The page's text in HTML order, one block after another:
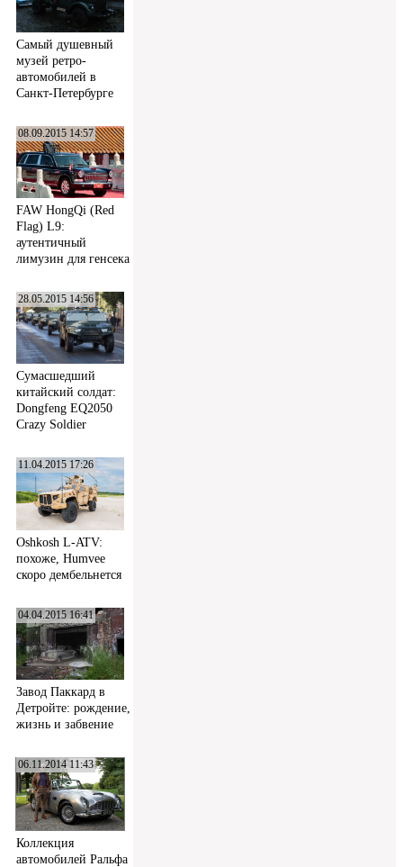
Самый душевный
музей ретро-
автомобилей в
Санкт-Петербурге
08.09.2015 14:57
FAW HongQi (Red
Flag) L9:
аутентичный
лимузин для генсека
28.05.2015 14:56
Сумасшедший
китайский солдат:
Dongfeng EQ2050
Crazy Soldier
11.04.2015 17:26
Oshkosh L-ATV:
похоже, Humvee
скоро дембельнется
04.04.2015 16:41
Завод Паккард в
Детройте: рождение,
жизнь и забвение
06.11.2014 11:43
Коллекция
автомобилей Ральфа